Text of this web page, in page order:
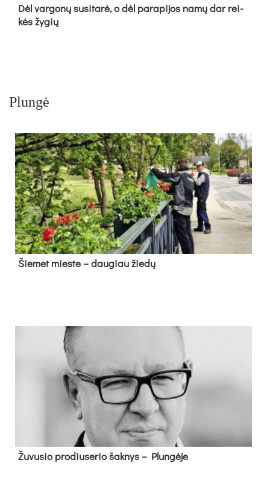
Dėl var­go­nų su­si­ta­rė, o dėl pa­ra­pi­jos na­mų dar rei­
kės žy­gių
Plungė
Šie­met mies­te – dau­giau žie­dų
Žu­vu­sio pro­diu­se­rio šak­nys – Plun­gė­je